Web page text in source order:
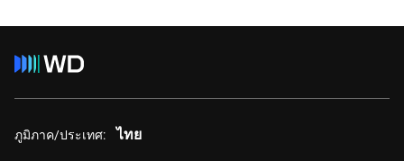
ภูมิภาค/ประเทศ: ไทย